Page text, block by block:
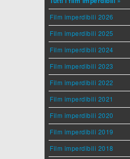
Film imperdibili 2026
Film imperdibili 2025
Film imperdibili 2024
Film imperdibili 2023
Film imperdibili 2022
Film imperdibili 2021
Film imperdibili 2020
Film imperdibili 2019
Film imperdibili 2018